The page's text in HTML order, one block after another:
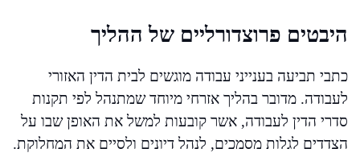
היבטים פרוצדורליים של ההליך
כתבי תביעה בענייני עבודה מוגשים לבית הדין האזורי
לעבודה. מדובר בהליך אזרחי מיוחד שמתנהל לפי תקנות
סדרי הדין לעבודה, אשר קובעות למשל את האופן שבו על
הצדדים לגלות מסמכים, לנהל דיונים ולסיים את המחלוקת.